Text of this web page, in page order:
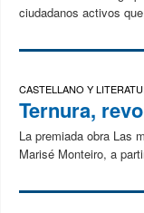
ciudadanos activos
CASTELLANO Y
Ternura,
La premiada obra Las
Marisé Monteiro, a